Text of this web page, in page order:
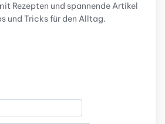
Rezepten und spannende Artikel
und Tricks für den Alltag.